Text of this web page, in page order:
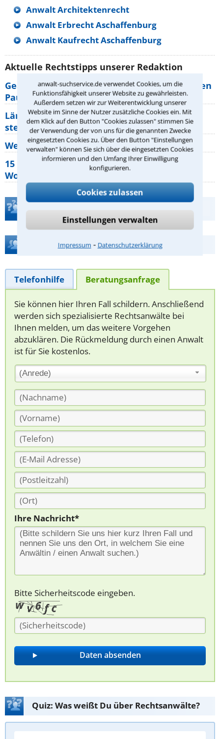
anwalt-suchservice.de verwendet Cookies, um die
Funktionsfähigkeit unserer Website zu gewährleisten.
Außerdem setzen wir zur Weiterentwicklung unserer
Website im Sinne der Nutzer zusätzliche Cookies ein. Mit
dem Klick auf den Button "Cookies zulassen" stimmen Sie
der Verwendung der von uns für die genannten Zwecke
eingesetzten Cookies zu. Über den Button "Einstellungen
verwalten" können Sie sich über die eingesetzten Cookies
informieren und den Umfang Ihrer Einwilligung
konfigurieren.
Cookies zulassen
Einstellungen verwalten
Impressum ⁃ Datenschutzerklärung
Anwalt Architektenrecht
Anwalt Erbrecht Aschaffenburg
Anwalt Kaufrecht Aschaffenburg
Aktuelle Rechtstipps unserer Redaktion
Geänderte Abflugzeiten: Welche Rechte haben
Pauschalurlauber?
Lärm von den Nachbarn: Welche Rechte
stehen mir zu?
Wer muss Zweitwohnungssteuer zahlen?
15 elementare Rechte, die jeder
Wohnungseigentümer kennen sollte
Hilfe bei Ihrer Anwaltsuche?
Telefonhilfe Beratungsanfrage
Sie können hier Ihren Fall schildern. Anschließend
werden sich spezialisierte Rechtsanwälte bei
Ihnen melden, um das weitere Vorgehen
abzuklären. Die Rückmeldung durch einen Anwalt
ist für Sie kostenlos.
(Anrede)
Ihre Nachricht*
Bitte Sicherheitscode eingeben.
Quiz: Was weißt Du über Rechtsanwälte?